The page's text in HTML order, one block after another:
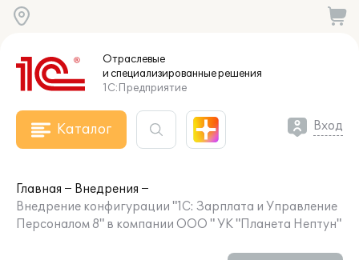
Отраслевые
и специализированныерешения
1С:Предприятие
Каталог Вход
Главная
Внедрения
Внедрение конфигурации "1С: Зарплата и Управление
Персоналом 8" в компании ООО " УК "Планета Нептун"